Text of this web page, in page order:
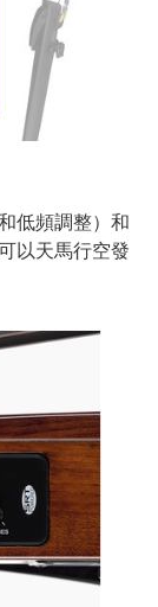
低頻調整）和
以天馬行空發